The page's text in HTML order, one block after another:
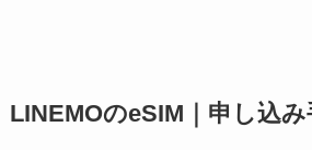
LINEMOのeSIM｜申し込み